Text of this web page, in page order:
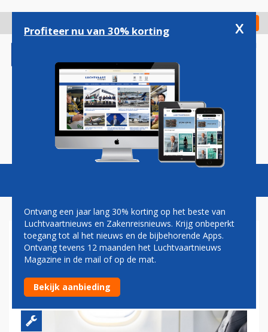
gaan
Check in
Magazine Podcasts Vacatures
SNELLE WIFI AAN BOORD
STRAKS OOK BESCHIKBAAR
OP ATR-VLUCHTEN
Profiteer nu van 30% korting x
Ontvang een jaar lang 30% korting op het beste van
Luchtvaartnieuws en Zakenreisnieuws. Krijg onbeperkt
toegang tot al het nieuws en de bijbehorende Apps.
Ontvang tevens 12 maanden het Luchtvaartnieuws
Magazine in de mail of op de mat.
Bekijk aanbieding